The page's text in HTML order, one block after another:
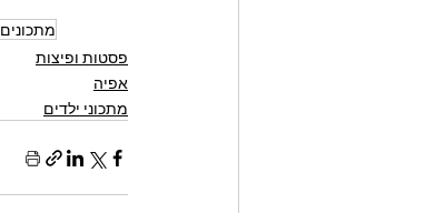
מתכונים
פסטות ופיצות
אפיה
מתכוני ילדים